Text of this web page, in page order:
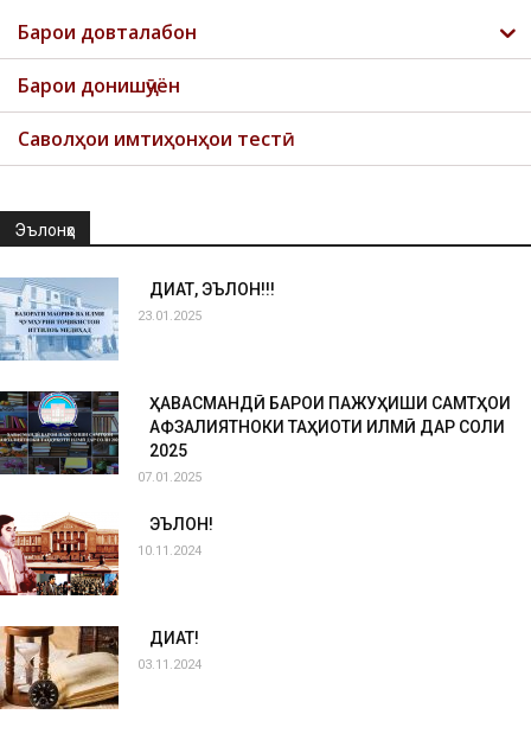
Барои довталабон
Барои донишҷӯён
Саволҳои имтиҳонҳои тестӣ
Эълонҳо
ДИҚҚАТ, ЭЪЛОН!!!
23.01.2025
ҲАВАСМАНДӢ БАРОИ ПАЖУҲИШИ САМТҲОИ
АФЗАЛИЯТНОКИ ТАҲҚИҚОТИ ИЛМӢ ДАР СОЛИ
2025
07.01.2025
ЭЪЛОН!
10.11.2024
ДИҚҚАТ!
03.11.2024